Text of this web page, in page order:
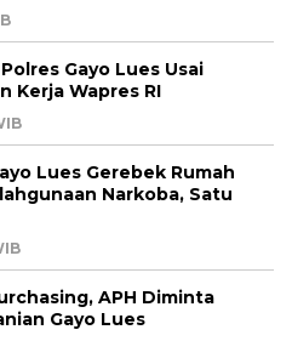
Gayo Lues Usai
Kerja Wapres RI
Lues Gerebek Rumah
Narkoba, Satu
APH Diminta
Gayo Lues